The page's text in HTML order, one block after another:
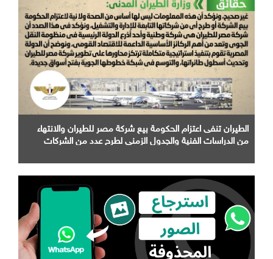
الطيران تنفى اعتزام الحكومة بيع شركة مصر للطيران والانتهاء
من الدراسات الفنية والجدول الزمني لطرح عدد من الشركات